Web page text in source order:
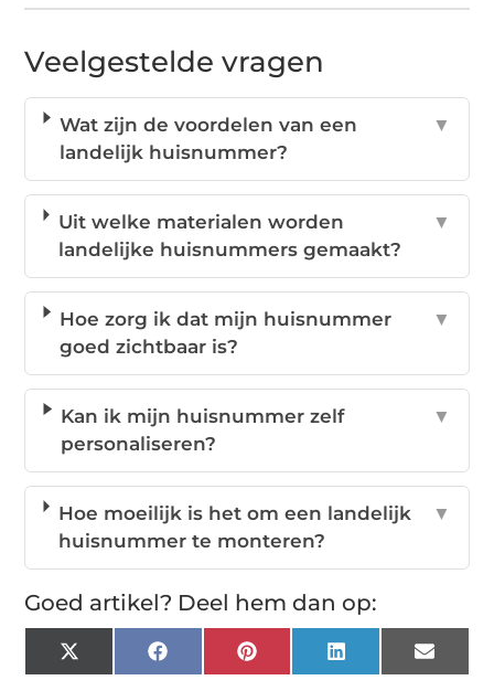
Veelgestelde vragen
Wat zijn de voordelen van een
landelijk huisnummer?
▼
Uit welke materialen worden
landelijke huisnummers gemaakt?
▼
Hoe zorg ik dat mijn huisnummer
goed zichtbaar is?
▼
Kan ik mijn huisnummer zelf
personaliseren?
▼
Hoe moeilijk is het om een landelijk
huisnummer te monteren?
▼
Goed artikel? Deel hem dan op:
X
(Twitter)
FacebookPinterestLinkedInEmail